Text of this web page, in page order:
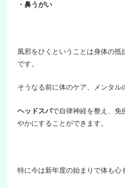
・鼻うがい
風邪をひくということは身体の
です。
そうなる前に体のケア、メンタル
ヘッドスパで自律神経を整え、免
やかにすることができます。
特に今は新年度の始まりで体も心